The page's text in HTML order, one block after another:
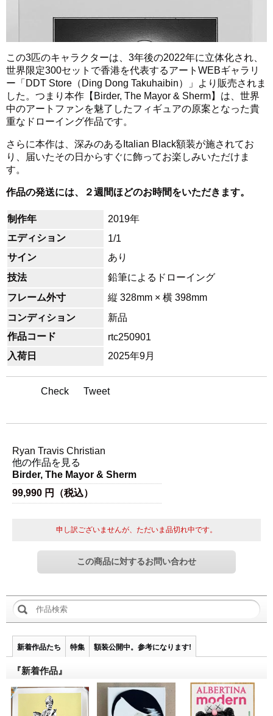
この3匹のキャラクターは、3年後の2022年に立体化され、
世界限定300セットで香港を代表するアートWEBギャラリ
ー「DDT Store（Ding Dong Takuhaibin）」より販売されま
した。つまり本作【Birder, The Mayor & Sherm】は、世界
中のアートファンを魅了したフィギュアの原案となった貴
重なドローイング作品です。
さらに本作は、深みのあるItalian Black額装が施されてお
り、届いたその日からすぐに飾ってお楽しみいただけま
す。
作品の発送には、２週間ほどのお時間をいただきます。
制作年
2019年
エディション
1/1
サイン
あり
技法
鉛筆によるドローイング
フレーム外寸
縦 328mm × 横 398mm
コンディション
新品
作品コード
rtc250901
入荷日
2025年9月
Check Tweet
Ryan Travis Christian
他の作品を見る
Birder, The Mayor & Sherm
99,990 円（税込）
申し訳ございませんが、ただいま品切れ中です。
新着作品たち 特集 額装公開中。参考になります!
『新着作品』